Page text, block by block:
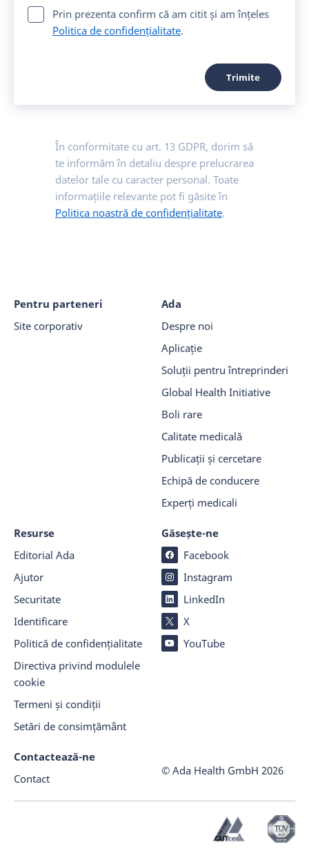
Prin prezenta confirm că am citit și am înțeles
Politica de confidențialitate.
Trimite
În conformitate cu art. 13 GDPR, dorim să
te informăm în detaliu despre prelucrarea
datelor tale cu caracter personal. Toate
informațiile relevante pot fi găsite în
Politica noastră de confidențialitate.
Pentru parteneri
Site corporativ
Ada
Despre noi
Aplicație
Soluții pentru întreprinderi
Global Health Initiative
Boli rare
Calitate medicală
Publicații și cercetare
Echipă de conducere
Experți medicali
Resurse
Editorial Ada
Ajutor
Securitate
Identificare
Politică de confidențialitate
Directiva privind modulele
cookie
Termeni și condiții
Setări de consimțământ
Găsește-ne
Facebook
Instagram
LinkedIn
X
YouTube
Contactează-ne
Contact
© Ada Health GmbH 2026